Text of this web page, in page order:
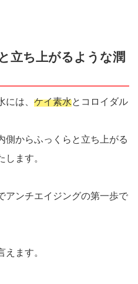
立ち上がるような潤
には、 ケイ素水とコロイダル
側からふっくらと立ち上がる
します。
アンチエイジングの第一歩で
えます。